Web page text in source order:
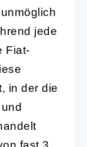
jede
Fiat-
in der die